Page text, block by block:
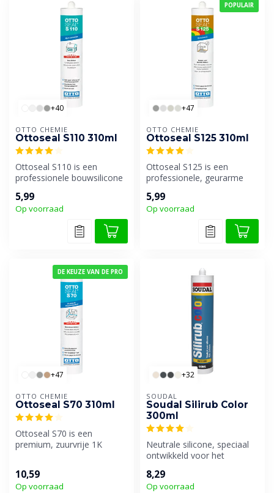
+40
OTTO CHEMIE
Ottoseal S110 310ml
Ottoseal S110 is een
professionele bouwsilicone
ver...
5,99
Op voorraad
POPULAIR
+47
OTTO CHEMIE
Ottoseal S125 310ml
Ottoseal S125 is een
professionele, geurarme
Ook bes...
5,99
Op voorraad
DE KEUZE VAN DE PRO
+47
OTTO CHEMIE
Ottoseal S70 310ml
Ottoseal S70 is een
premium, zuurvrije 1K
10,59
Op voorraad
+32
SOUDAL
Soudal Silirub Color
300ml
Neutrale silicone, speciaal
ontwikkeld voor het
onder...
8,29
Op voorraad